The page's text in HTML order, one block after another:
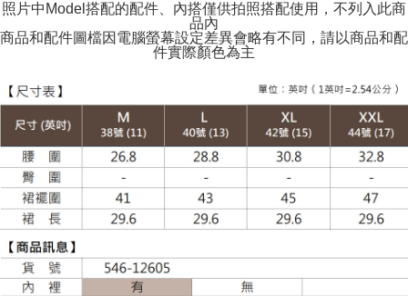
付款後萊爾富取貨
配送毎にNT$100、NT$988以上で送料無料
7-11取貨付款
配送毎にNT$100、NT$988以上で送料無料
付款後7-11取貨
配送毎にNT$100、NT$988以上で送料無料
大嘴鳥宅配通
配送毎にNT$100、NT$988以上で送料無料
貨到付款
配送毎にNT$120
照片中Model搭配的配件、內搭僅供拍照搭配使用，不列入此商
品內
商品和配件圖檔因電腦螢幕設定差異會略有不同，請以商品和配
件實際顏色為主